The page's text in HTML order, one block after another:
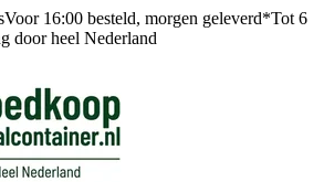
Voor 16:00 besteld, morgen geleverd*Tot 6
door heel Nederland